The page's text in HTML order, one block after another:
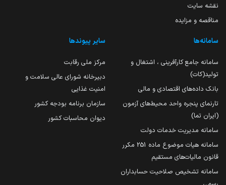
نقشه سایت
مناقصه و مزایده
سامانه‌ها
سامانه جامع کارآفرینی ، اشتغال و
تولید(کات)
بانک داده‌های اقتصادی و مالی
تارنمای پنجره واحد محیط‌های آزمون
(ایران تما)
سامانه مدیریت خدمات دولت
سامانه هیات موضوع ماده 251 مکرر
قانون مالیات‌های مستقیم
سامانه تشخیص صلاحیت حسابداران
سایر پیوندها
مرکز ملی رقابت
دبیرخانه شورای عالی سلامت و
امنیت غذایی
سازمان برنامه بودجه کشور
دیوان محاسبات کشور